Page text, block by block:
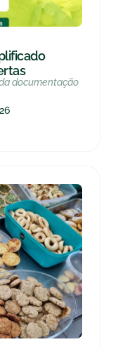
documentação